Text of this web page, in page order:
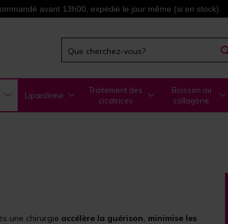
avant 13h00, expédié le jour même (si en stock).
Lipœdème
Traitement des
cicatrices
Boisson au
collagène
une chirurgie accélère la guérison, minimise les